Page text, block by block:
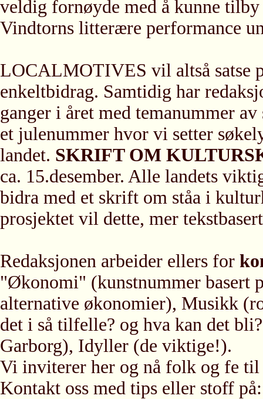
veldig fornøyde med å kunne
Vindtorns litterære performance
LOCALMOTIVES vil altså satse
enkeltbidrag. Samtidig har
ganger i året med temanummer
et julenummer hvor vi setter
landet. SKRIFT OM
ca. 15.desember. Alle landets
bidra med et skrift om ståa i
prosjektet vil dette, mer
Redaksjonen arbeider ellers for
"Økonomi" (kunstnummer basert
alternative økonomier), Musikk
det i så tilfelle? og hva kan det
Garborg), Idyller (de viktige!).
Vi inviterer her og nå folk og fe
Kontakt oss med tips eller stoff